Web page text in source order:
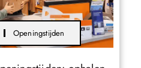
Openingstijden